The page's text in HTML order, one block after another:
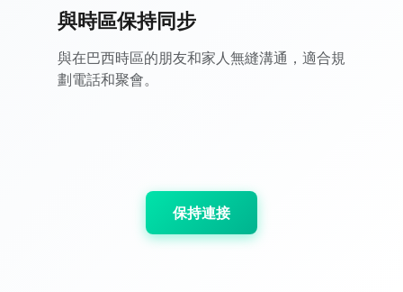
與時區保持同步
與在巴西時區的朋友和家人無縫溝通，適合規
劃電話和聚會。
保持連接